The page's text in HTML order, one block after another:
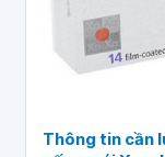
Thông tin cần